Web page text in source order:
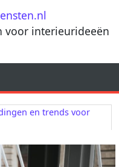
voor interieurideeën
en trends voor